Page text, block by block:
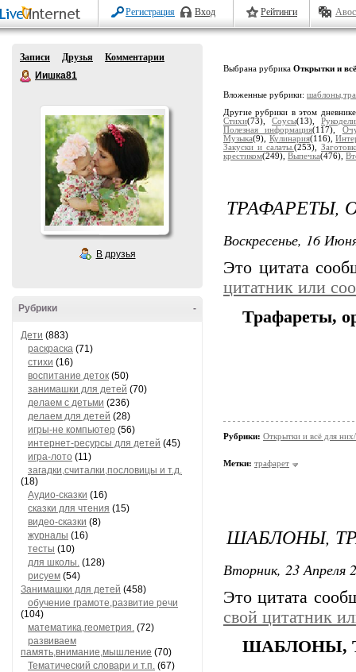
Регистрация Вход Рейтинги
Записи Друзья
Комментарии
Иишка81
В друзья
-
Рубрики
Дети (883)
раскраска (71)
стихи (16)
воспитание деток (50)
занимашки для детей (70)
делаем с детьми (236)
делаем для детей (28)
игры-не компьютер (56)
интернет-ресурсы для детей (45)
игра-лото (11)
загадки,считалки,пословицы и т.д.
(18)
Аудио-сказки (16)
сказки для чтения (15)
видео-сказки (8)
журналы (16)
тесты (10)
для школы. (128)
рисуем (54)
Занимашки для детей (458)
обучение грамоте,развитие речи
(104)
математика,геометрия. (72)
развиваем
память,внимание,мышление (70)
Тематический словари и т.п. (67)
Выбрана рубрика Открытки и
Вложенные рубрики:
Другие рубрики в этом
Стихи(73), Соусы(13),
Полезная информация(117),
Музыка(9), Кулинария(116),
Закуски и салаты. (253),
крестиком(249), Выпечка(476),
ТРАФАРЕТЫ,
Воскресенье, 16
Это цитата
цитатник или
Трафареты,
Рубрики: Открытки и всё для
Метки: трафарет
ШАБЛОНЫ,
Вторник, 23 Апреля
Это цитата
свой цитатник
ШАБЛОНЫ,